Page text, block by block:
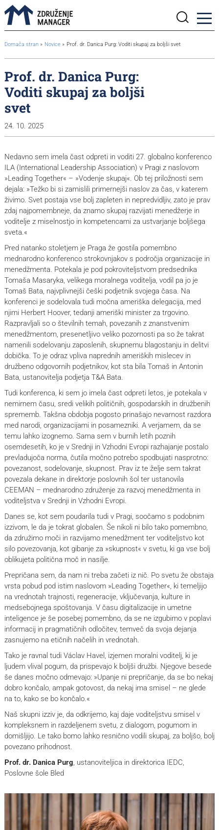
BreadcrumbsTemplate.TITLE_A11Y
Domača stran Novice Prof. dr. Danica Purg: Voditi skupaj za boljši svet
Prof. dr. Danica Purg:
Voditi skupaj za boljši
svet
24. 10. 2025
Nedavno sem imela čast odpreti in voditi 27. globalno konferenco
ILA (International Leadership Association) v Pragi z naslovom
»Leading Together« – »Vodenje skupaj«. Ob tej priložnosti sem
dejala: »Težko bi si zamislili primernejši naslov za čas, v katerem
živimo. Svet postaja vse bolj zapleten in nepredvidljiv, zato je prav
zdaj najpomembneje, da znamo skupaj razvijati menedžerje in
voditelje z miselnostjo in kompetencami za ustvarjanje boljšega
sveta.«
Pred natanko stoletjem je Praga že gostila pomembno
mednarodno konferenco strokovnjakov s področja organizacije in
menedžmenta. Potekala je pod pokroviteljstvom predsednika
Tomaša Masaryka, velikega moralnega voditelja, vodil pa jo je
Tomaš Bata, najvplivnejši češki podjetnik svojega časa. Na
konferenci je sodelovala tudi močna ameriška delegacija, med
njimi Herbert Hoover, tedanji ameriški minister za trgovino.
Razpravljali so o številnih temah, povezanih z znanstvenim
menedžmentom, presenetljivo veliko pozornosti pa so že takrat
namenili sodelovanju zaposlenih, skupnemu blagostanju in delitvi
dobička. To je odraz vpliva naprednih ameriških mislecev in
družbeno odgovornih podjetnikov, kot sta bila Tomaš in Antonin
Bata, ustanovitelja podjetja T&A Bata.
Tudi konferenca, ki sem jo imela čast odpreti letos, je potekala v
nemirnem času, sredi velikih političnih, gospodarskih in družbenih
sprememb. Takšna obdobja pogosto prinašajo nevarnost razdora
med narodi, organizacijami in posamezniki. A verjamem, da se
temu lahko izognemo. Sama sem v burnih letih poznih
osemdesetih, ko je v Srednji in Vzhodni Evropi razhajanje postalo
prevladujoča norma, čutila močno potrebo spodbujati nasprotno:
povezanost, sodelovanje, skupnost. Prav iz te želje sem takrat
povezala dekane in direktorje poslovnih šol ter ustanovila
CEEMAN – mednarodno združenje za razvoj menedžmenta in
voditeljstva v Srednji in Vzhodni Evropi.
Danes se, kot sem poudarila tudi v Pragi, soočamo s podobnim
izzivom, le da je tokrat globalen. Še nikoli ni bilo tako pomembno,
da združimo moči in razvijamo menedžment ter voditeljstvo kot
silo povezovanja, kot gibanje za »skupnost« v svetu, ki ga vse bolj
oblikujeta politična moč in nasilje.
Prepričana sem, da nam ni treba začeti iz nič. Po svetu že obstaja
vrsta pobud pod istim naslovom »Leading Together«, ki temeljijo
na vrednotah trajnosti, regeneracije, vključevanja, kulture in
medsebojnega spoštovanja. V času digitalizacije in umetne
inteligence je še posebej pomembno, da se ne izgubimo v poplavi
informacij in pragmatičnih odločitev, temveč da svoja dejanja
zasnujemo na etičnih načelih in vrednotah.
Tako je ravnal tudi Václav Havel, izjemen moralni voditelj, ki je
ljudem vlival pogum, da prispevajo k boljši družbi. Njegove besede
še danes močno odmevajo: »Upanje ni prepričanje, da se bo nekaj
dobro končalo, ampak gotovost, da nekaj ima smisel – ne glede
na to, kako se bo končalo.«
Naš skupni izziv je, da odkrijemo, kaj daje voditeljstvu smisel v
kompleksnem in razdeljenem svetu, z dialogom, pogumom in
domišljijo. Le tako bomo lahko resnično vodili skupaj, za boljšo, bolj
povezano prihodnost.
Prof. dr. Danica Purg, ustanoviteljica in direktorica IEDC,
Poslovne šole Bled